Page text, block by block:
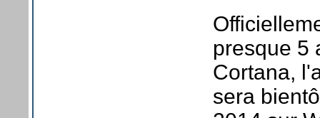
presque 5
Cortana,
sera